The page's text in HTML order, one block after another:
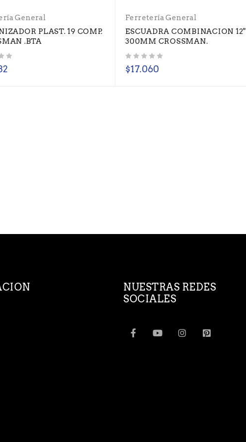
General
PLAST. 19 COMP.
.BTA
Ferretería General
ESCUADRA COMBINACION 12"
300MM CROSSMAN.
$17.060
NUESTRAS REDES
SOCIALES